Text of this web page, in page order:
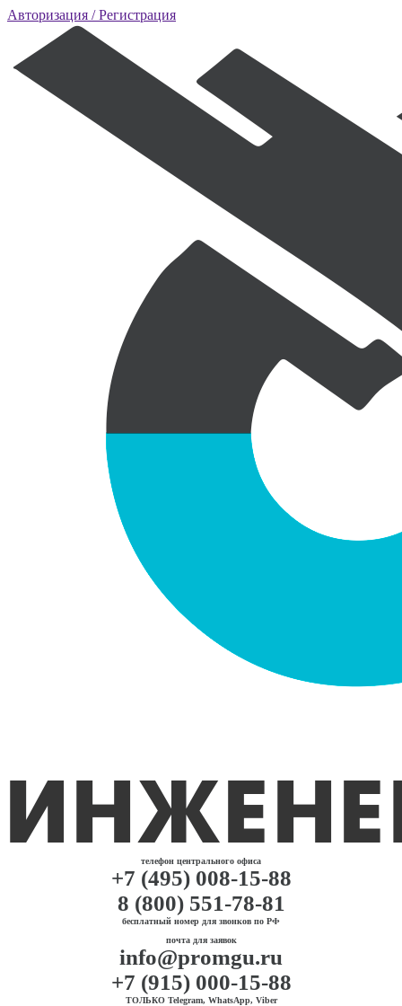
Авторизация / Регистрация
телефон центрального офиса
+7 (495) 008-15-88
8 (800) 551-78-81
бесплатный номер для звонков по РФ
почта для заявок
info@promgu.ru
+7 (915) 000-15-88
ТОЛЬКО Telegram, WhatsApp, Viber